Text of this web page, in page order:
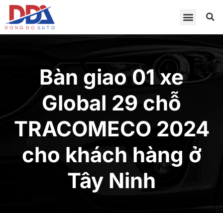
Bàn giao 01 xe
Global 29 chỗ
TRACOMECO 2024
cho khách hàng ở
Tây Ninh